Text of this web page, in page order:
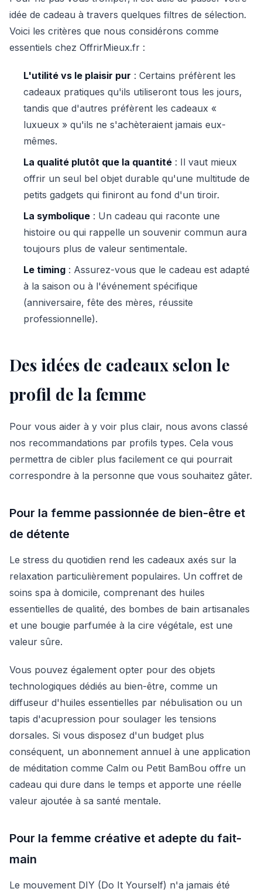
idée de cadeau à travers quelques filtres de sélection.
Voici les critères que nous considérons comme
essentiels chez OffrirMieux.fr :
L'utilité vs le plaisir pur : Certains préfèrent les
cadeaux pratiques qu'ils utiliseront tous les jours,
tandis que d'autres préfèrent les cadeaux «
luxueux » qu'ils ne s'achèteraient jamais eux-
mêmes.
La qualité plutôt que la quantité : Il vaut mieux
offrir un seul bel objet durable qu'une multitude de
petits gadgets qui finiront au fond d'un tiroir.
La symbolique : Un cadeau qui raconte une
histoire ou qui rappelle un souvenir commun aura
toujours plus de valeur sentimentale.
Le timing : Assurez-vous que le cadeau est adapté
à la saison ou à l'événement spécifique
(anniversaire, fête des mères, réussite
professionnelle).
Des idées de cadeaux selon le
profil de la femme
Pour vous aider à y voir plus clair, nous avons classé
nos recommandations par profils types. Cela vous
permettra de cibler plus facilement ce qui pourrait
correspondre à la personne que vous souhaitez gâter.
Pour la femme passionnée de bien-être et
de détente
Le stress du quotidien rend les cadeaux axés sur la
relaxation particulièrement populaires. Un coffret de
soins spa à domicile, comprenant des huiles
essentielles de qualité, des bombes de bain artisanales
et une bougie parfumée à la cire végétale, est une
valeur sûre.
Vous pouvez également opter pour des objets
technologiques dédiés au bien-être, comme un
diffuseur d'huiles essentielles par nébulisation ou un
tapis d'acupression pour soulager les tensions
dorsales. Si vous disposez d'un budget plus
conséquent, un abonnement annuel à une application
de méditation comme Calm ou Petit BamBou offre un
cadeau qui dure dans le temps et apporte une réelle
valeur ajoutée à sa santé mentale.
Pour la femme créative et adepte du fait-
main
Le mouvement DIY (Do It Yourself) n'a jamais été